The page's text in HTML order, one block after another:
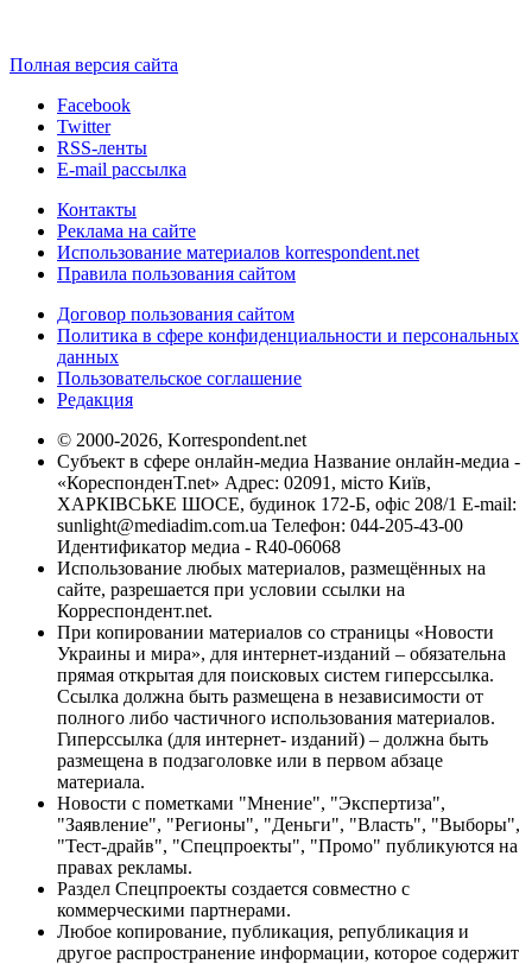
Полная версия сайта
Facebook
Twitter
RSS-ленты
E-mail рассылка
Контакты
Реклама на сайте
Использование материалов korrespondent.net
Правила пользования сайтом
Договор пользования сайтом
Политика в сфере конфиденциальности и персональных
данных
Пользовательское соглашение
Редакция
© 2000-2026, Korrespondent.net
Субъект в сфере онлайн-медиа Название онлайн-медиа -
«КореспонденТ.net» Адрес: 02091, місто Київ,
ХАРКІВСЬКЕ ШОСЕ, будинок 172-Б, офіс 208/1 E-mail:
sunlight@mediadim.com.ua Телефон: 044-205-43-00
Идентификатор медиа - R40-06068
Использование любых материалов, размещённых на
сайте, разрешается при условии ссылки на
Корреспондент.net.
При копировании материалов со страницы «Новости
Украины и мира», для интернет-изданий – обязательна
прямая открытая для поисковых систем гиперссылка.
Ссылка должна быть размещена в независимости от
полного либо частичного использования материалов.
Гиперссылка (для интернет- изданий) – должна быть
размещена в подзаголовке или в первом абзаце
материала.
Новости с пометками "Мнение", "Экспертиза",
"Заявление", "Регионы", "Деньги", "Власть", "Выборы",
"Тест-драйв", "Спецпроекты", "Промо" публикуются на
правах рекламы.
Раздел Спецпроекты создается совместно с
коммерческими партнерами.
Любое копирование, публикация, републикация и
другое распространение информации, которое содержит